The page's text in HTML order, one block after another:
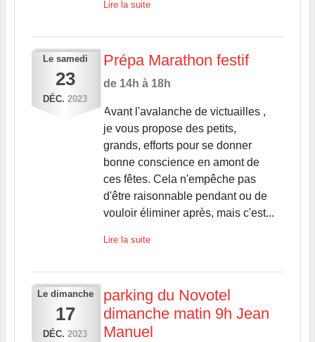
Lire la suite
Le samedi
23
DÉC. 2023
Prépa Marathon festif
de 14h à 18h
Avant l'avalanche de victuailles ,
je vous propose des petits,
grands, efforts pour se donner
bonne conscience en amont de
ces fêtes. Cela n'empêche pas
d'être raisonnable pendant ou de
vouloir éliminer après, mais c'est...
Lire la suite
Le dimanche
17
DÉC. 2023
parking du Novotel
dimanche matin 9h Jean
Manuel